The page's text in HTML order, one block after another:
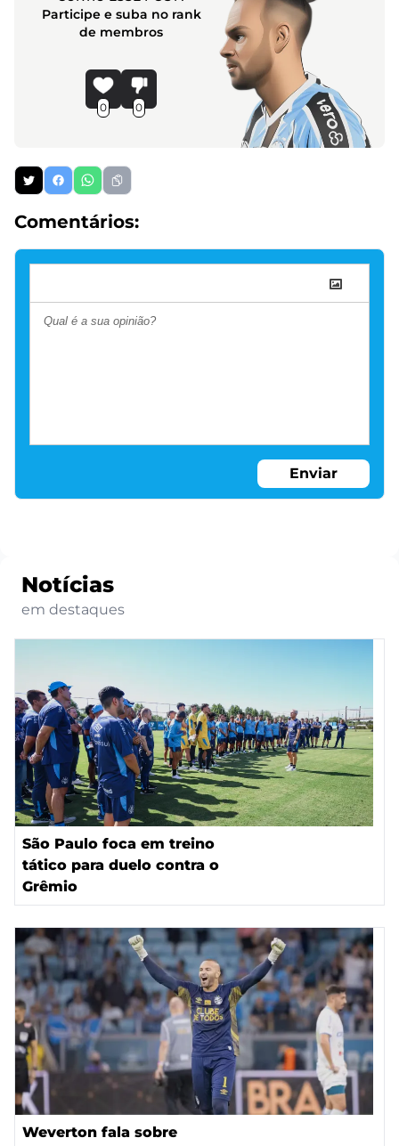
Participe e suba no rank
de membros
0 0
Comentários:
Enviar
Notícias
em destaques
São Paulo foca em treino
tático para duelo contra o
Grêmio
Weverton fala sobre